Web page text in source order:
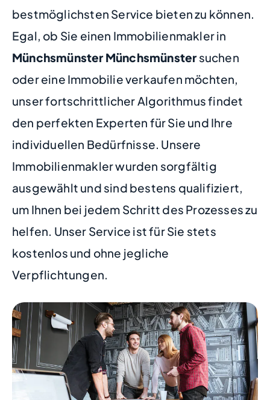
bestmöglichsten Service bieten zu können.
Egal, ob Sie einen Immobilienmakler in
Münchsmünster Münchsmünstersuchen
oder eine Immobilie verkaufen möchten,
unser fortschrittlicher Algorithmus findet
den perfekten Experten für Sie und Ihre
individuellen Bedürfnisse. Unsere
Immobilienmakler wurden sorgfältig
ausgewählt und sind bestens qualifiziert,
um Ihnen bei jedem Schritt des Prozesses zu
helfen. Unser Service ist für Sie stets
kostenlos und ohne jegliche
Verpflichtungen.